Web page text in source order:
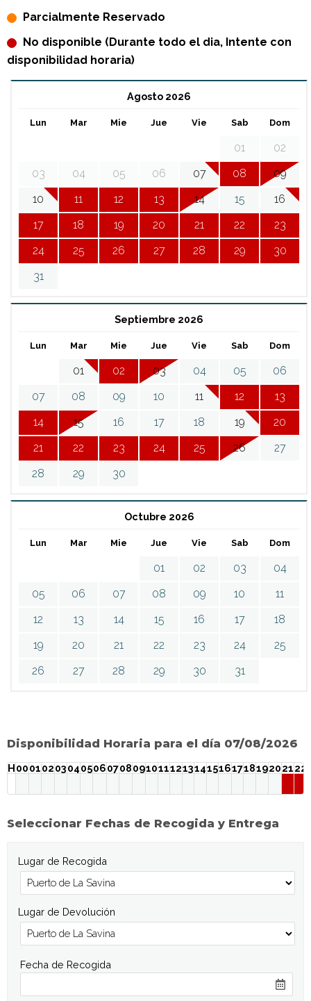
Parcialmente Reservado
No disponible (Durante todo el dia, Intente con
disponibilidad horaria)
Agosto 2026
Lun Mar Mie Jue Vie Sab Dom
01
02
03
04 05 06 07 08
09
10
11 12 13 14 15
16
17
18 19 20 21 22
23
24
25 26 27 28 29
30
31
Septiembre 2026
Lun Mar Mie Jue Vie Sab Dom
01 02 03 04 05
06
07
08 09 10 11 12
13
14
15 16 17 18 19
20
21
22 23 24 25 26
27
28
29 30
Octubre 2026
Lun Mar Mie Jue Vie Sab Dom
01 02 03
04
05
06 07 08 09 10
11
12
13 14 15 16 17
18
19
20 21 22 23 24
25
26
27 28 29 30 31
Disponibilidad Horaria para el día 07/08/2026
H0001020304050607080910111213141516171819202122
Seleccionar Fechas de Recogida y Entrega
Lugar de Recogida
Lugar de Devolución
Fecha de Recogida